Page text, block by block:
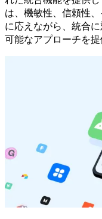
は、機敏性、信頼性
に応えながら、統合
可能なアプローチを提